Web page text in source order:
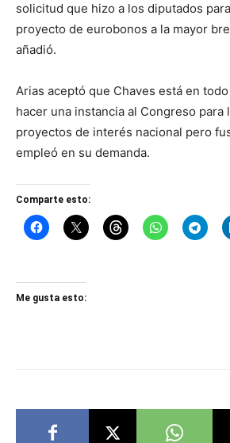
solicitud que hizo a los diputados
proyecto de eurobonos a la mayor
añadió.
Arias aceptó que Chaves está en
hacer una instancia al Congreso para
proyectos de interés nacional pero
empleó en su demanda.
Comparte esto:
Me gusta esto: